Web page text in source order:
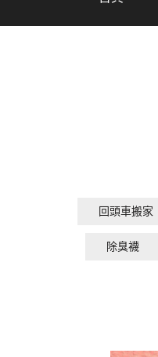
回頭車搬家
除臭襪